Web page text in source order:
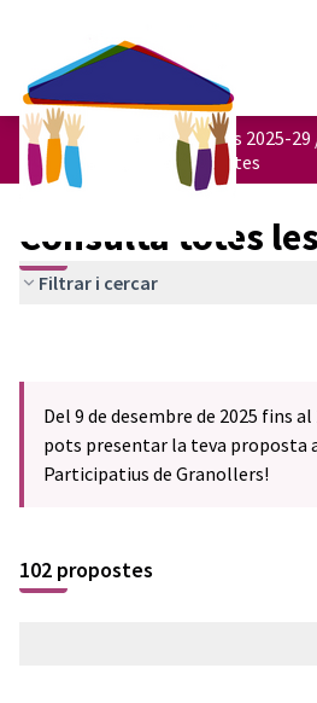
Pressupostos participatius 2025-29
Consulta totes les propostes
Consulta totes
Filtrar i cercar
Del 9 de desembre de 2025 fins
pots presentar la teva proposta
Participatius de Granollers!
102 propostes